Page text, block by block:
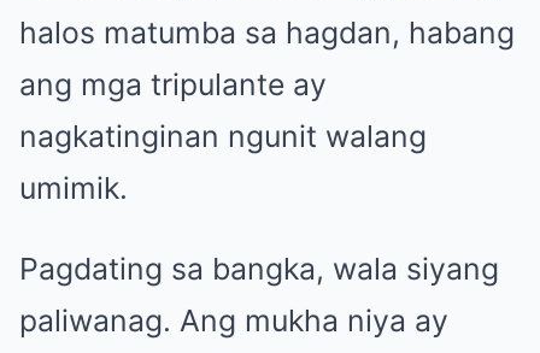
halos matumba sa hagdan, habang
ang mga tripulante ay
nagkatinginan ngunit walang
umimik.
Pagdating sa bangka, wala siyang
paliwanag. Ang mukha niya ay